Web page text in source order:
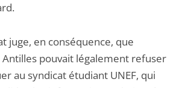
juge, en conséquence, que
Antilles pouvait légalement refuser
au syndicat étudiant UNEF, qui